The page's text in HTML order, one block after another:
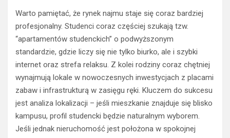
Warto pamiętać, że rynek najmu staje się coraz bardziej
profesjonalny. Studenci coraz częściej szukają tzw.
“apartamentów studenckich” o podwyższonym
standardzie, gdzie liczy się nie tylko biurko, ale i szybki
internet oraz strefa relaksu. Z kolei rodziny coraz chętniej
wynajmują lokale w nowoczesnych inwestycjach z placami
zabaw i infrastrukturą w zasięgu ręki. Kluczem do sukcesu
jest analiza lokalizacji – jeśli mieszkanie znajduje się blisko
kampusu, profil studencki będzie naturalnym wyborem.
Jeśli jednak nieruchomość jest położona w spokojnej